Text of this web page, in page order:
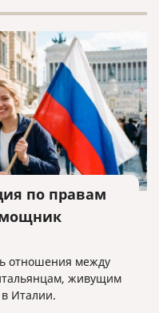
по правам
отношения между
живущим
Италии.